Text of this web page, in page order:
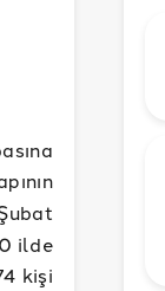
ilde
kişi